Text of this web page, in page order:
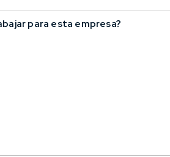
para esta empresa?